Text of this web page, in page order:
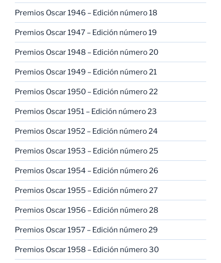
Premios Oscar 1946 – Edición número 18
Premios Oscar 1947 – Edición número 19
Premios Oscar 1948 – Edición número 20
Premios Oscar 1949 – Edición número 21
Premios Oscar 1950 – Edición número 22
Premios Oscar 1951 – Edición número 23
Premios Oscar 1952 – Edición número 24
Premios Oscar 1953 – Edición número 25
Premios Oscar 1954 – Edición número 26
Premios Oscar 1955 – Edición número 27
Premios Oscar 1956 – Edición número 28
Premios Oscar 1957 – Edición número 29
Premios Oscar 1958 – Edición número 30